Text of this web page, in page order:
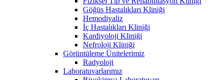
Göğüs Hastalıkları Kliniği
Hemodiyaliz
İç Hastalıkları Kliniği
Kardiyoloji Kliniği
Nefroloji Kliniği
Görüntüleme Ünitelerimiz
Radyoloji
Laboratuvarlarımız